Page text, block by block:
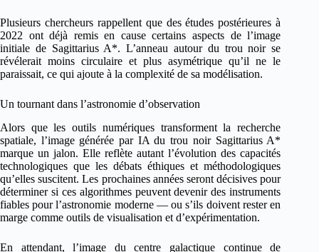
Plusieurs chercheurs rappellent que des études postérieures à
2022 ont déjà remis en cause certains aspects de l’image
initiale de Sagittarius A*. L’anneau autour du trou noir se
révélerait moins circulaire et plus asymétrique qu’il ne le
paraissait, ce qui ajoute à la complexité de sa modélisation.
Un tournant dans l’astronomie d’observation
Alors que les outils numériques transforment la recherche
spatiale, l’image générée par IA du trou noir Sagittarius A*
marque un jalon. Elle reflète autant l’évolution des capacités
technologiques que les débats éthiques et méthodologiques
qu’elles suscitent. Les prochaines années seront décisives pour
déterminer si ces algorithmes peuvent devenir des instruments
fiables pour l’astronomie moderne — ou s’ils doivent rester en
marge comme outils de visualisation et d’expérimentation.
En attendant, l’image du centre galactique continue de